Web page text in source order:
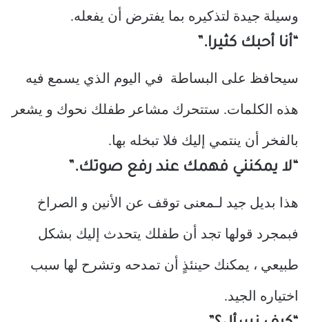
وسيلة جيدة لتذكيره بما يفترض أن يفعله.
“أنا أحبك كثيرا.”
سيحافظ على البساطة في اليوم الذي يسمع فيه
هذه الكلمات. ستتحرك مشاعر طفلك نحوك و يشعر
بالفخر أن ينتمي إليك فلا تبخله بها.
“لا يمكنني فهمك عند رفع صوتك.”
هذا بديل جيد لـمعنى توقف عن الأنين و الصراخ
فبمجرد قولها تجد أن طفلك يتحدث إليك بشكل
طبيعي ، يمكنك حينئذٍ أن تمدحه وتشرح لها سبب
اختياره الجيد.